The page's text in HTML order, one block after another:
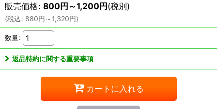
販売価格: 800円～1,200円(税別)
(税込: 880円 ～1,320円)
数量:
返品特約に関する重要事項
カートに入れる